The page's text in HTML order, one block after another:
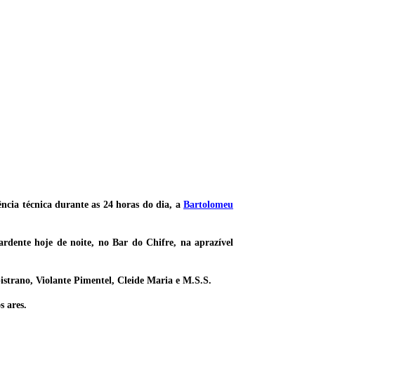
técnica durante as 24 horas do dia, a Bartolomeu
hoje de noite, no Bar do Chifre, na aprazível
Violante Pimentel, Cleide Maria e M.S.S.
ares.